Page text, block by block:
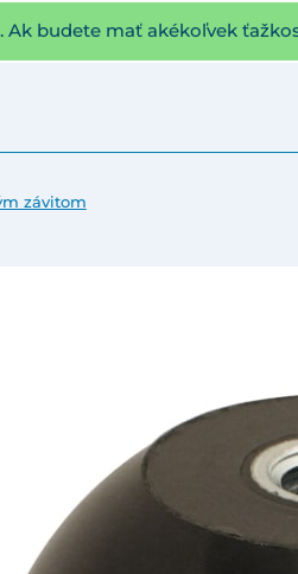
Ak budete mať akékoľvek
závitom